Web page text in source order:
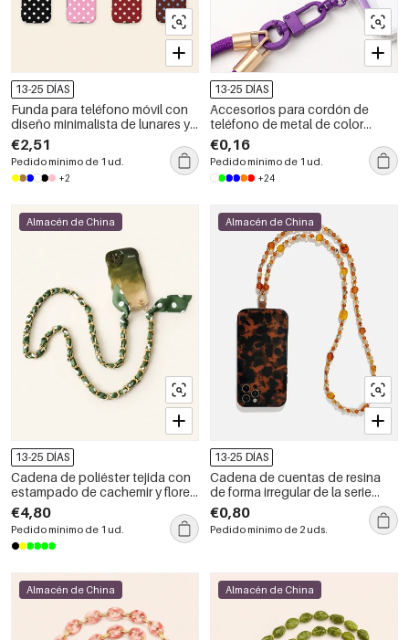
13-25 DÍAS
Funda para teléfono móvil con
diseño minimalista de lunares y
bloques de color, dos en uno.
€2,51
Pedido mínimo de 1 ud.
+2
13-25 DÍAS
Accesorios para cordón de
teléfono de metal de color
sólido de la serie Simple Daily
con conector para tarjeta
€0,16
Pedido mínimo de 1 ud.
+24
Almacén de China
13-25 DÍAS
Cadena de poliéster tejida con
estampado de cachemir y flores
de la serie Simple Casual.
€4,80
Pedido mínimo de 1 ud.
Almacén de China
13-25 DÍAS
Cadena de cuentas de resina
de forma irregular de la serie
Simple Casual para teléfono y
bolso
€0,80
Pedido mínimo de 2 uds.
Almacén de China Almacén de China